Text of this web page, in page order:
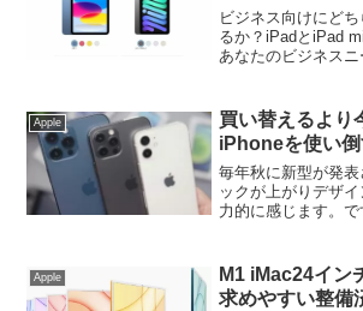
ビジネス向けにど
るか？iPadとiPad
あなたのビジネスニ
スを見つけましょ
Apple
買い替えるより
iPhoneを使い倒
毎年秋に新型が発
ックが上がりデザ
力的に感じます。
は本当に必要でし
年前に発売されて
申し分ないほどです
Apple
M1 iMac24イン
求めやすい整備